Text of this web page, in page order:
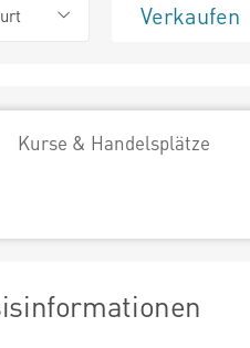
Verkaufen
Kurse & Handelsplätze